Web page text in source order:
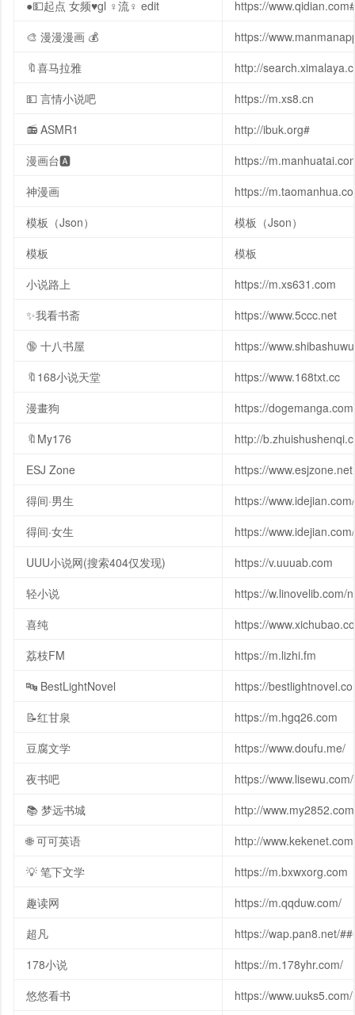
●💵起点 女频♥gl ♀流♀ edit
https://
🎨 漫漫漫画 💰
https://
🔖喜马拉雅
http://
💵 言情小说吧
https://m.xs8.cn
📻 ASMR1
http://ibuk.org#
漫画台🅰
https://
神漫画
https://
模板（Json）
模板（Json）
模板
模板
小说路上
https://m.xs631.com
✨我看书斋
https://www.5ccc.net
🔞 十八书屋
https://
🔖168小说天堂
https://www.168txt.cc
漫畫狗
https://dogemanga.com
🔖My176
http://
ESJ Zone
https://www.esjzone.net
得间·男生
https://
得间·女生
https://
UUU小说网(搜索404仅发现)
https://v.uuuab.com
轻小说
https://w.linovelib.com/
喜纯
https://
荔枝FM
https://m.lizhi.fm
🔤 BestLightNovel
https://
📝红甘泉
https://m.hgq26.com
豆腐文学
https://www.doufu.me/
夜书吧
https://www.lisewu.com/
📚 梦远书城
http://www.my2852.com
🌐 可可英语
http://www.kekenet.com
💡 笔下文学
https://m.bxwxorg.com
趣读网
https://m.qqduw.com/
超凡
https://wap.pan8.net/
178小说
https://m.178yhr.com/
悠悠看书
https://www.uuks5.com/